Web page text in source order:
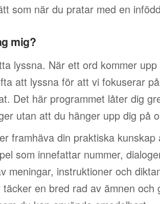
som när du pratar med en
mig?
lyssna. När ett ord kommer
att lyssna för att vi fokuserar
Det här programmet låter dig
utan att du hänger upp dig på
framhäva din praktiska
som innefattar nummer,
meningar, instruktioner och
täcker en bred rad av ämnen och